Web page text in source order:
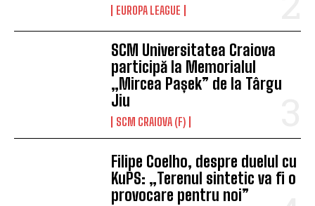
EUROPA LEAGUE
SCM Universitatea Craiova
participă la Memorialul
„Mircea Pașek” de la Târgu
Jiu
SCM CRAIOVA (F)
Filipe Coelho, despre duelul cu
KuPS: „Terenul sintetic va fi o
provocare pentru noi”